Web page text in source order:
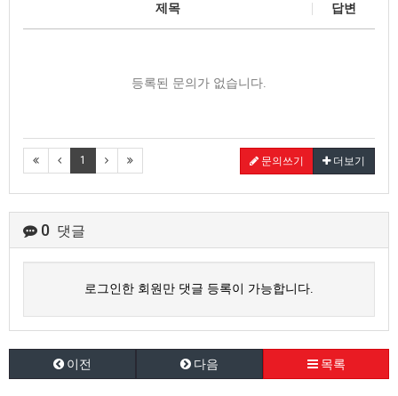
제목 답변
등록된 문의가 없습니다.
1 문의쓰기 더보기
0 댓글
로그인한 회원만 댓글 등록이 가능합니다.
이전 다음 목록